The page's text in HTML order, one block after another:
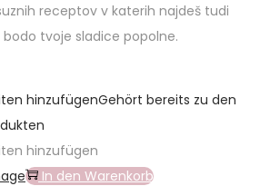
receptov v katerih najdeš tudi
tvoje sladice popolne.
hinzufügenGehört bereits zu den
hinzufügen
In den Warenkorb